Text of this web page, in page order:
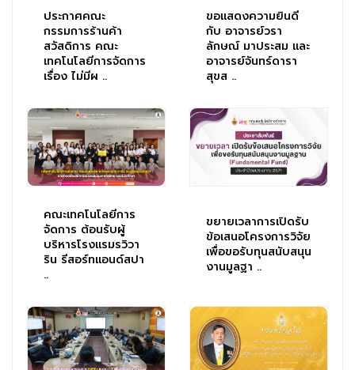
ประกาศคณะ
กรรมการร้านค้า
สวัสดิการ คณะ
เทคโนโลยีการจัดการ
เรื่อง ไม่มีผ ..
ขอแสดงความยินดี
กับ อาจารย์วรา
ลักษณ์ มาประสม และ
อาจารย์จันทร์ดารา
สุขส ..
คณะเทคโนโลยีการ
จัดการ ต้อนรับผู้
บริหารโรงแรมรวิวา
ริน รีสอร์ทแอนด์สปา
..
ขยายเวลาการเปิดรับ
ข้อเสนอโครงการวิจัย
เพื่อขอรับทุนสนับสนุน
งานมูลฐา ..